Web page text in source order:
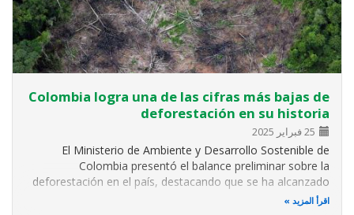
Colombia logra una de las cifras más bajas de
deforestación en su historia
25 فبراير 2025
El Ministerio de Ambiente y Desarrollo Sostenible de
Colombia presentó el balance preliminar sobre la
deforestación en el país, destacando que se ha alcanzado
la segunda cifra más baja desde que se mide este
اقرأ المزيد